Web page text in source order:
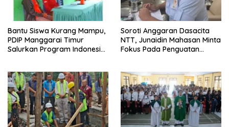
Bantu Siswa Kurang Mampu,
PDIP Manggarai Timur
Salurkan Program Indonesia
Soroti Anggaran Dasacita
NTT, Junaidin Mahasan Minta
Fokus Pada Penguatan